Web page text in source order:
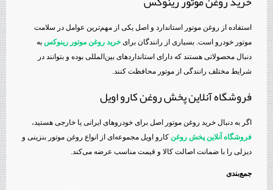
استفاده از روغن موتور استاندارد و اصل یکی از مهم‌ترین عوامل در سلامت
موتور خودرو است. بسیاری از رانندگان برای خرید روغن موتور رینوکس به
دنبال محصولاتی هستند که دارای استانداردهای بین‌المللی بوده و بتوانند در
شرایط مختلف رانندگی از موتور محافظت کنند.
فروشگاه آنلاین پخش روغن کارو اویل
اگر به دنبال خرید روغن موتور اصل برای خودروهای ایرانی یا خارجی هستید،
فروشگاه آنلاین پخش روغن کارو اویل مجموعه‌ای از انواع روغن موتور بنزینی و
دیزلی را با ضمانت اصالت کالا و قیمت مناسب عرضه می‌کند.
جمع‌بندی